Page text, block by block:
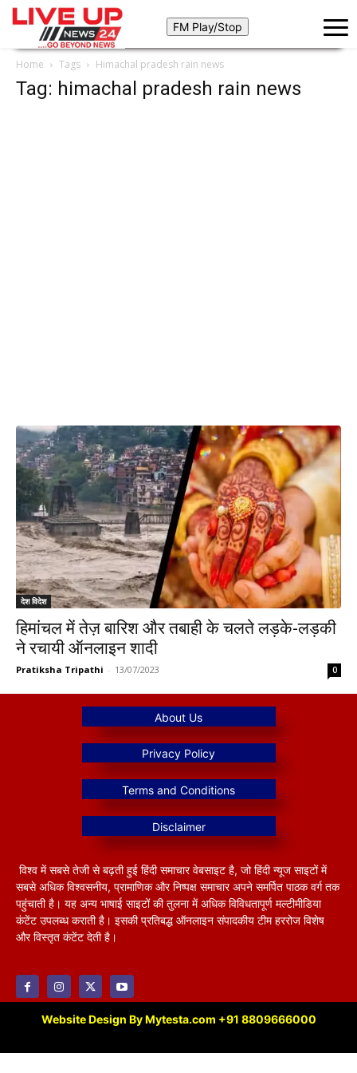
Home Tags Himachal pradesh rain news
Tag: himachal pradesh rain news
देश विदेश
हिमांचल में तेज़ बारिश और तबाही के चलते लड़के-लड़की
ने रचायी ऑनलाइन शादी
Pratiksha Tripathi - 13/07/2023 0
विश्व में सबसे तेजी से बढ़ती हुई हिंदी समाचार वेबसाइट है, जो हिंदी न्यूज साइटों में
सबसे अधिक विश्वसनीय, प्रामाणिक और निष्पक्ष समाचार अपने समर्पित पाठक वर्ग तक
पहुंचाती है। यह अन्य भाषाई साइटों की तुलना में अधिक विविधतापूर्ण मल्टीमीडिया
कंटेंट उपलब्ध कराती है। इसकी प्रतिबद्ध ऑनलाइन संपादकीय टीम हररोज विशेष
और विस्तृत कंटेंट देती है।
Website Design By Mytesta.com +91 8809666000